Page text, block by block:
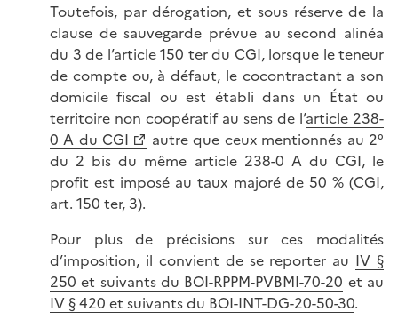
Toutefois, par dérogation, et sous réserve de la
clause de sauvegarde prévue au second alinéa
du 3 de l’article 150 ter du CGI, lorsque le teneur
de compte ou, à défaut, le cocontractant a son
domicile fiscal ou est établi dans un État ou
territoire non coopératif au sens de l’article 238-
0 A du CGI
autre que ceux mentionnés au 2°
du 2 bis du même article 238-0 A du CGI, le
profit est imposé au taux majoré de 50 % (CGI,
art. 150 ter, 3).
Pour plus de précisions sur ces modalités
d’imposition, il convient de se reporter au IV §
250 et suivants du BOI-RPPM-PVBMI-70-20 et au
IV § 420 et suivants du BOI-INT-DG-20-50-30.